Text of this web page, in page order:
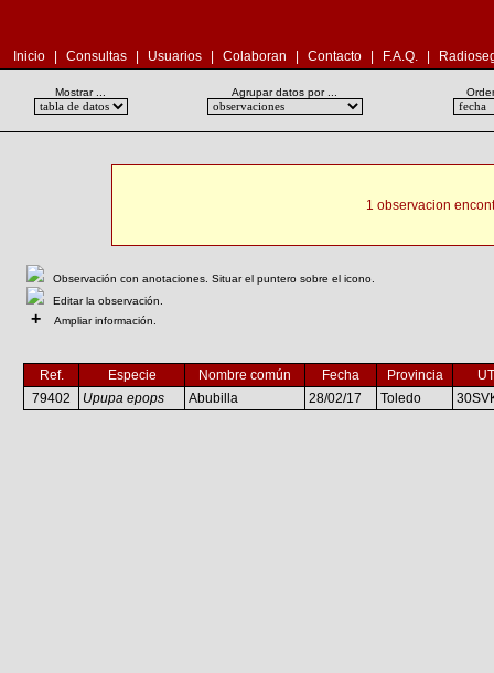
Inicio Consultas Usuarios Colaboran Contacto F.A.Q.
Mostrar ... Agrupar datos por ...
1 observacion
Observación con anotaciones. Situar el puntero sobre el icono.
Editar la observación.
+ Ampliar información.
Ref. Especie Nombre común Fecha Provincia
79402
Upupa epops Abubilla 28/02/17 Toledo